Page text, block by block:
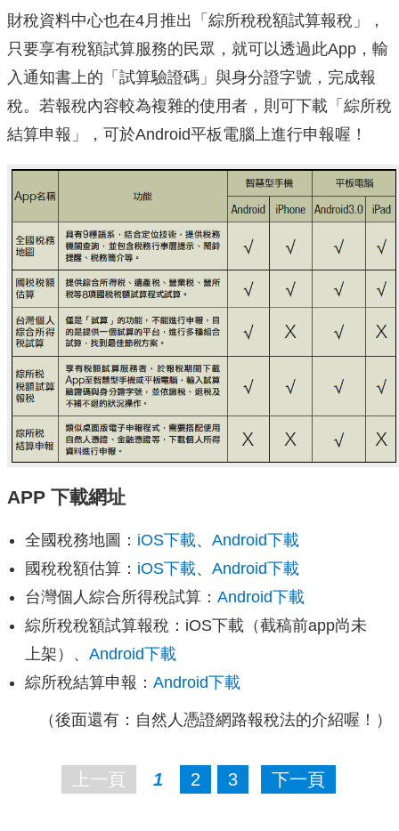
財稅資料中心也在4月推出「綜所稅稅額試算報稅」，
只要享有稅額試算服務的民眾，就可以透過此App，輸
入通知書上的「試算驗證碼」與身分證字號，完成報
稅。若報稅內容較為複雜的使用者，則可下載「綜所稅
結算申報」，可於Android平板電腦上進行申報喔！
APP 下載網址
全國稅務地圖： iOS下載、 Android下載
國稅稅額估算： iOS下載、 Android下載
台灣個人綜合所得稅試算： Android下載
綜所稅稅額試算報稅：iOS下載（截稿前app尚未
上架）、 Android下載
綜所稅結算申報： Android下載
（後面還有：自然人憑證網路報稅法的介紹喔！）
上一頁 1 2 3 下一頁